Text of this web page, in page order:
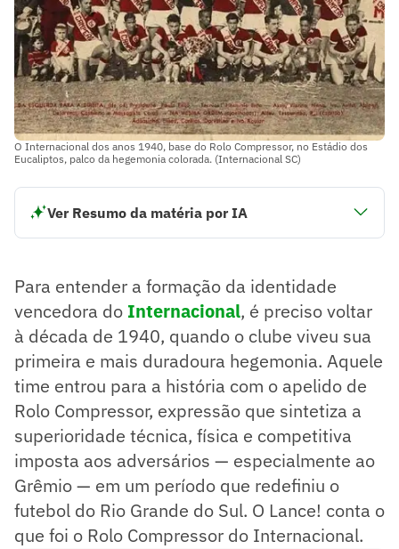
O Internacional dos anos 1940, base do Rolo Compressor, no Estádio dos
Eucaliptos, palco da hegemonia colorada. (Internacional SC)
Ver Resumo da matéria por IA
O clube conquistou oito Campeonatos Gaúchos em nove
anos, solidificando sua imagem como Clube do Povo e
ampliando sua torcida.
O estilo de jogo do Rolo Compressor era ofensivo e
implacável, criando uma aura de invencibilidade e sendo
reconhecido por sua inclusão de jogadores negros,
diversificando o elenco.
Resumo supervisionado pelo jornalista!
Para entender a formação da identidade
vencedora do Internacional, é preciso voltar
à década de 1940, quando o clube viveu sua
primeira e mais duradoura hegemonia. Aquele
time entrou para a história com o apelido de
Rolo Compressor, expressão que sintetiza a
superioridade técnica, física e competitiva
imposta aos adversários — especialmente ao
Grêmio — em um período que redefiniu o
futebol do Rio Grande do Sul. O Lance! conta o
que foi o Rolo Compressor do Internacional.